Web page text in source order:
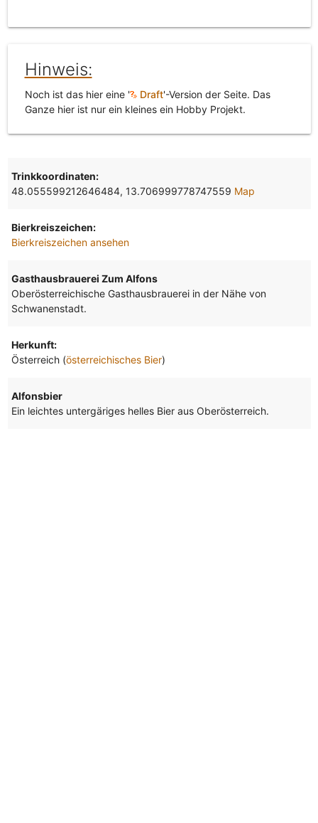
Hinweis:
Noch ist das hier eine ' Draft'-Version der Seite. Das
Ganze hier ist nur ein kleines ein Hobby Projekt.
Trinkkoordinaten:
48.055599212646484, 13.706999778747559 Map
Bierkreiszeichen:
Bierkreiszeichen ansehen
Gasthausbrauerei Zum Alfons
Oberösterreichische Gasthausbrauerei in der Nähe von
Schwanenstadt.
Herkunft:
Österreich (österreichisches Bier)
Alfonsbier
Ein leichtes untergäriges helles Bier aus Oberösterreich.